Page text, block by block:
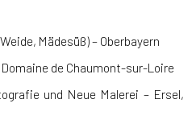
Mädesüß) – Oberbayern
Domaine de Chaumont-sur-Loire
und Neue Malerei – Ersel,